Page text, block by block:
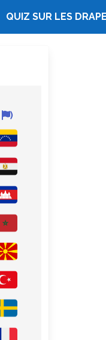
QUIZ SUR LES
)